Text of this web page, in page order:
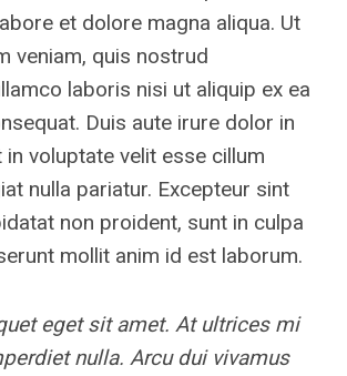
et dolore magna aliqua. Ut
veniam, quis nostrud
laboris nisi ut aliquip ex ea
Duis aute irure dolor in
voluptate velit esse cillum
nulla pariatur. Excepteur sint
non proident, sunt in culpa
mollit anim id est laborum.
eget sit amet. At ultrices mi
nulla. Arcu dui vivamus